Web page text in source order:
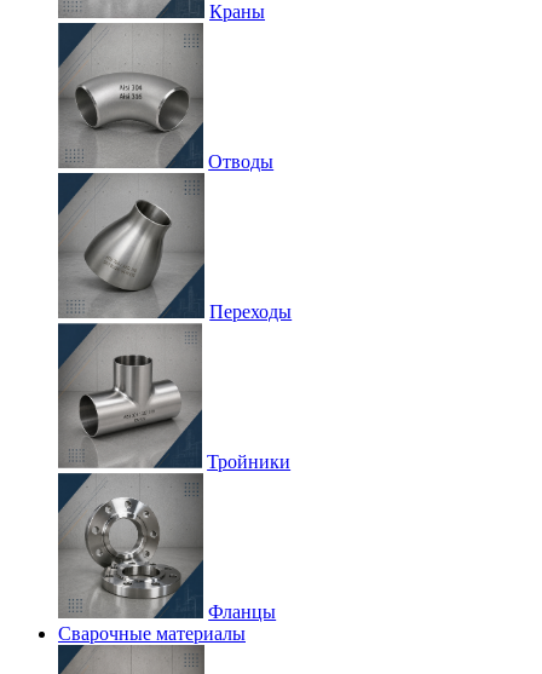
Краны
Отводы
Переходы
Тройники
Фланцы
Сварочные материалы